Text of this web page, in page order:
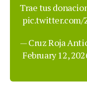
Trae tus
pic.twitter.com/
— Cruz Roja
February 12,